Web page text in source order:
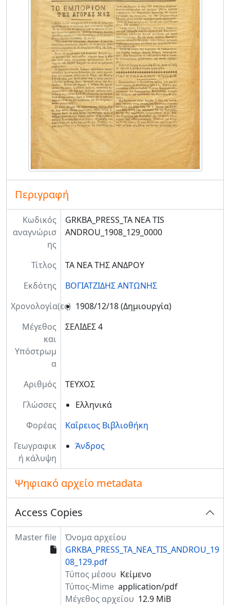
Περιγραφή
Κωδικός
αναγνώρισ
ης
GRKBA_PRESS_TA NEA TIS
ANDROU_1908_129_0000
Τίτλος
ΤΑ ΝΕΑ ΤΗΣ ΑΝΔΡΟΥ
Εκδότης
ΒΟΓΙΑΤΖΙΔΗΣ ΑΝΤΩΝΗΣ
Χρονολογία(ες) 1908/12/18 (Δημιουργία)
Μέγεθος
και
Υπόστρωμ
α
ΣΕΛΙΔΕΣ 4
Αριθμός
ΤΕΥΧΟΣ
Γλώσσες
Ελληνικά
Φορέας
Καΐρειος Βιβλιοθήκη
Γεωγραφικ
ή κάλυψη
Άνδρος
Ψηφιακό αρχείο metadata
Access Copies
Master file
Όνομα αρχείου
GRKBA_PRESS_TA_NEA_TIS_ANDROU_19
08_129.pdf
Τύπος μέσου Κείμενο
Τύπος-Mime application/pdf
Μέγεθος αρχείου 12.9 MiB